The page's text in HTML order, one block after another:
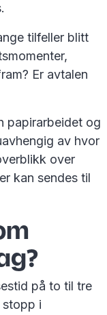
tilfeller blitt
Er avtalen
papirarbeidet og
av hvor
over
kan sendes til
på to til tre
stopp i